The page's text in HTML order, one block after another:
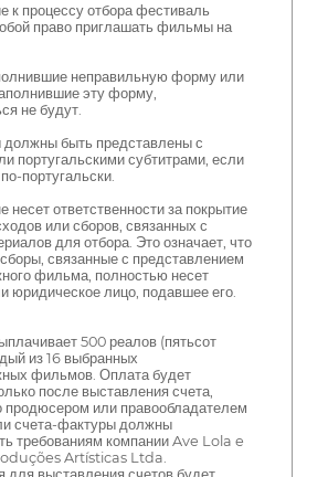
к процессу отбора фестиваль
право приглашать фильмы на
неправильную форму или
эту форму,
не будут.
быть представлены с
португальскими субтитрами, если
португальски.
несет ответственности за покрытие
или сборов, связанных с
для отбора. Это означает, что
связанные с представлением
фильма, полностью несет
юридическое лицо, подавшее его.
500 реалов (пятьсот
из 16 выбранных
фильмов. Оплата будет
после выставления счета,
продюсером или правообладателем
счета-фактуры должны
требованиям компании Ave Lola e
Artísticas Ltda.